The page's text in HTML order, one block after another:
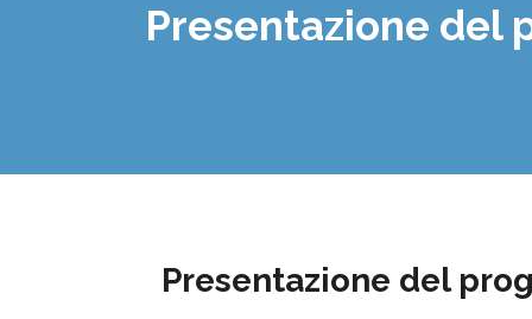
Presentazione del
Presentazione del